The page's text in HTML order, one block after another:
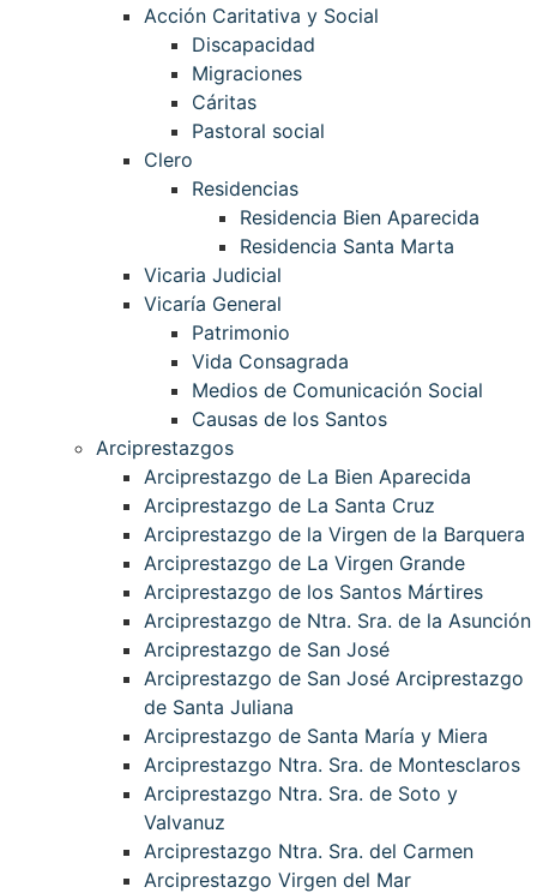
Acción Caritativa y Social
Discapacidad
Migraciones
Cáritas
Pastoral social
Clero
Residencias
Residencia Bien Aparecida
Residencia Santa Marta
Vicaria Judicial
Vicaría General
Patrimonio
Vida Consagrada
Medios de Comunicación Social
Causas de los Santos
Arciprestazgos
Arciprestazgo de La Bien Aparecida
Arciprestazgo de La Santa Cruz
Arciprestazgo de la Virgen de la Barquera
Arciprestazgo de La Virgen Grande
Arciprestazgo de los Santos Mártires
Arciprestazgo de Ntra. Sra. de la Asunción
Arciprestazgo de San José
Arciprestazgo de San José Arciprestazgo
de Santa Juliana
Arciprestazgo de Santa María y Miera
Arciprestazgo Ntra. Sra. de Montesclaros
Arciprestazgo Ntra. Sra. de Soto y
Valvanuz
Arciprestazgo Ntra. Sra. del Carmen
Arciprestazgo Virgen del Mar